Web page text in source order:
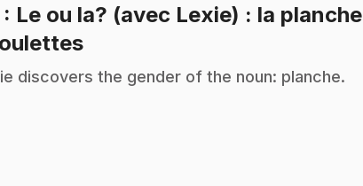
: Le ou la? (avec Lexie) : la planche
.
discovers the gender of the noun: planche.